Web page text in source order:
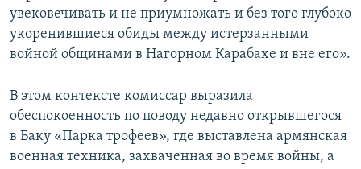
увековечивать и не приумножать и без того глубоко
укоренившиеся обиды между истерзанными
войной общинами в Нагорном Карабахе и вне его».
В этом контексте комиссар выразила
обеспокоенность по поводу недавно открывшегося
в Баку «Парка трофеев», где выставлена армянская
военная техника, захваченная во время войны, а